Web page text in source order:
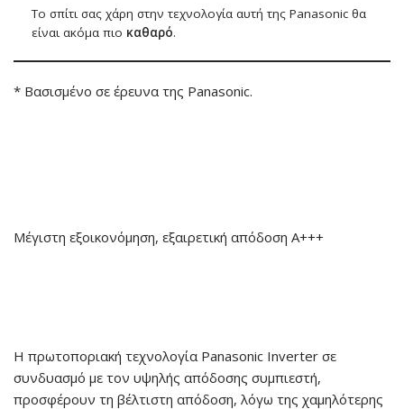
Το σπίτι σας χάρη στην τεχνολογία αυτή της Panasonic θα
είναι ακόμα πιο καθαρό.
* Βασισμένο σε έρευνα της Panasonic.
Μέγιστη εξοικονόμηση, εξαιρετική απόδοση A+++
Η πρωτοποριακή τεχνολογία Panasonic Inverter σε
συνδυασμό με τον υψηλής απόδοσης συμπιεστή,
προσφέρουν τη βέλτιστη απόδοση, λόγω της χαμηλότερης